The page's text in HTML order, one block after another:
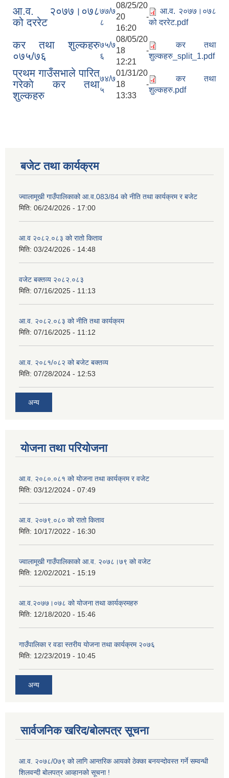
आ.व. २०७७।०७८
को दररेट
७७/७
८
08/25/20
20 -
16:20
आ.व. २०७७।०७८
को दररेट.pdf
कर तथा शुल्कहरु
०७५/७६
७५/७
६
08/05/20
18 -
12:21
कर तथा
शुल्कहरु_split_1.pdf
प्रथम गाउँसभाले पारित
गरेकाे कर तथा
शुल्कहरु
७४/७
५
01/31/20
18 -
13:33
कर तथा
शुल्कहरु.pdf
बजेट तथा कार्यक्रम
ज्वालामूखी गाउँपालिकाको आ.व.083/84 को नीति तथा कार्यक्रम र बजेट
मिति: 06/24/2026 - 17:00
आ.व २०८२.०८३ को रातो किताव
मिति: 03/24/2026 - 14:48
वजेट बक्तव्य २०८२.०८३
मिति: 07/16/2025 - 11:13
आ.व. २०८२.०८३ को नीति तथा कार्यक्रम
मिति: 07/16/2025 - 11:12
आ.व. २०८१/०८२ को बजेट बक्तव्य
मिति: 07/28/2024 - 12:53
अन्य
योजना तथा परियोजना
आ.व. २०८०.०८१ को योजना तथा कार्यक्रम र वजेट
मिति: 03/12/2024 - 07:49
आ.व. २०७९.०८० को रातो किताव
मिति: 10/17/2022 - 16:30
ज्वालामूखी गाउँपालिकाको आ.व. २०७८।७९ को वजेट
मिति: 12/02/2021 - 15:19
आ.व.२०७७।०७८ को योजना तथा कार्यक्रमहरु
मिति: 12/18/2020 - 15:46
गाउँपालिका र वडा स्तरीय योजना तथा कार्यक्रम २०७६
मिति: 12/23/2019 - 10:45
अन्य
सार्वजनिक खरिद/बोलपत्र सूचना
आ.व. २०७८/0७९ को लागि आन्तरिक आयको ठेक्का बनयन्दोवस्त गर्ने सम्वन्धी
शिलवन्दी बोलपत्र आव्हानको सूचना !